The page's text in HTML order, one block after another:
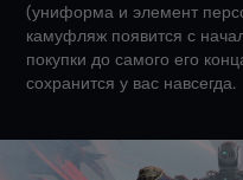
(униформа и элемент
камуфляж появится с
покупки до самого его
сохранится у вас навсегда.